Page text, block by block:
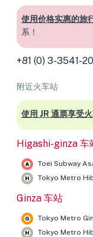
使用价格实惠的旅
系！
+81 (0) 3-3541-
附近火车站
使用 JR 通票享受
Higashi-ginza 车
Toei Subway
Tokyo Metro
Ginza 车站
Tokyo Metro
Tokyo Metro